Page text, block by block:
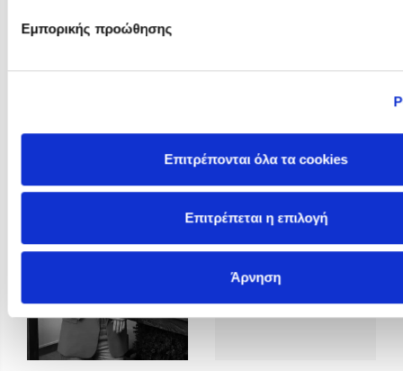
Εμπορικής προώθησης
Επιτρέπονται όλα τα cookies
Επιτρέπεται η επιλογή
Άρνηση
Polly Noakes